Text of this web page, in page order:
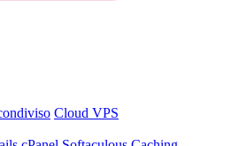
Cloud VPS